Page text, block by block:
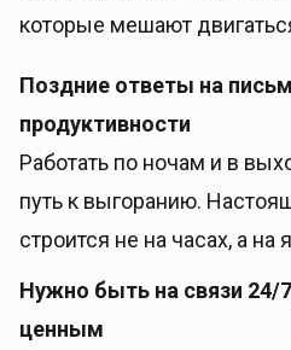
которые мешают
Поздние ответы на
продуктивности
Работать по ночам и в
путь к выгоранию.
строится не на часах, а на
Нужно быть на связи 24/
ценным